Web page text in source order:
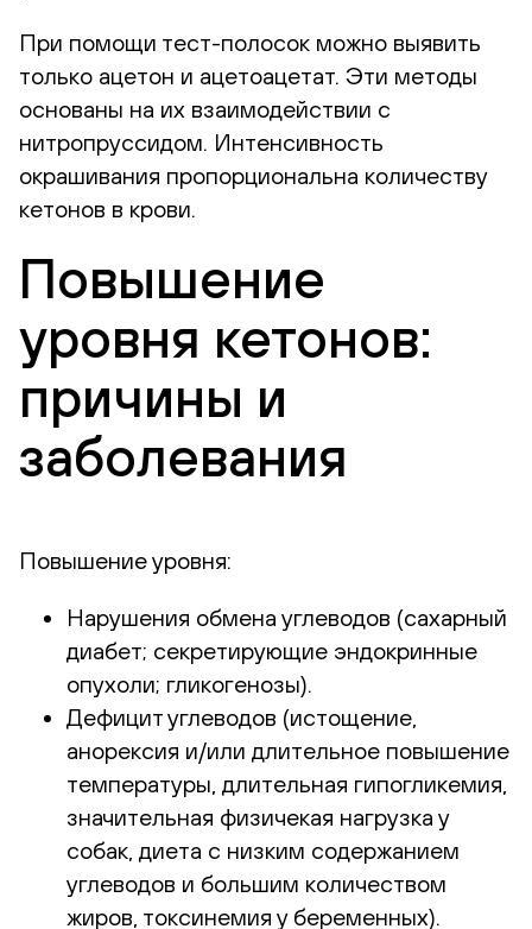
При помощи тест-полосок можно выявить
только ацетон и ацетоацетат. Эти методы
основаны на их взаимодействии с
нитропруссидом. Интенсивность
окрашивания пропорциональна количеству
кетонов в крови.
Повышение
уровня кетонов:
причины и
заболевания
Повышение уровня:
Нарушения обмена углеводов (сахарный
диабет; секретирующие эндокринные
опухоли; гликогенозы).
Дефицит углеводов (истощение,
анорексия и/или длительное повышение
температуры, длительная гипогликемия,
значительная физичекая нагрузка у
собак, диета с низким содержанием
углеводов и большим количеством
жиров, токсинемия у беременных).